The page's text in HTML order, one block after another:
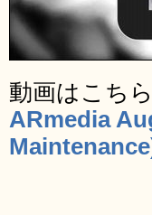
動画はこちら
ARmedia